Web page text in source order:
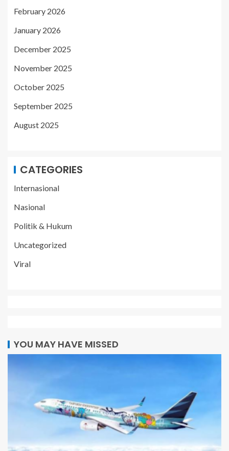
February 2026
January 2026
December 2025
November 2025
October 2025
September 2025
August 2025
CATEGORIES
Internasional
Nasional
Politik & Hukum
Uncategorized
Viral
YOU MAY HAVE MISSED